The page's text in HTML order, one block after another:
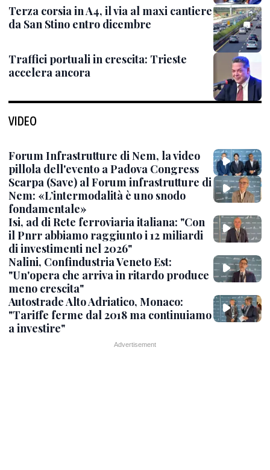
Terza corsia in A4, il via al maxi cantiere
da San Stino entro dicembre
Traffici portuali in crescita: Trieste
accelera ancora
VIDEO
Forum Infrastrutture di Nem, la video
pillola dell'evento a Padova Congress
Scarpa (Save) al Forum infrastrutture di
Nem: «L’intermodalità è uno snodo
fondamentale»
Isi, ad di Rete ferroviaria italiana: "Con
il Pnrr abbiamo raggiunto i 12 miliardi
di investimenti nel 2026"
Nalini, Confindustria Veneto Est:
"Un'opera che arriva in ritardo produce
meno crescita"
Autostrade Alto Adriatico, Monaco:
"Tariffe ferme dal 2018 ma continuiamo
a investire"